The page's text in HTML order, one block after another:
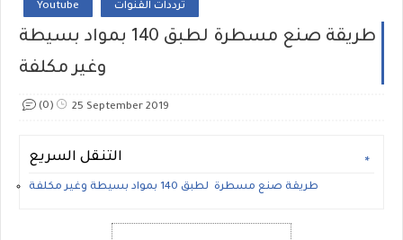
Youtube ترددات القنوات
طريقة صنع مسطرة لطبق 140 بمواد بسيطة
وغير مكلفة
25 September 2019
(0)
التنقل السريع
طريقة صنع مسطرة لطبق 140 بمواد بسيطة وغير مكلفة